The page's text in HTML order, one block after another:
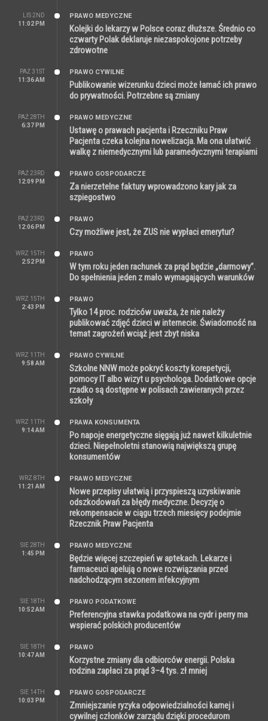
LIS 2ND
11:02 PM
PRAWO MEDYCZNE
Kolejki do lekarzy w Polsce coraz dłuższe. Średnio co
czwarty Polak deklaruje niezaspokojone potrzeby
zdrowotne
PAŹ 31ST
11:36 AM
PRAWO CYWILNE
Publikowanie wizerunku dzieci może łamać ich prawo
do prywatności. Potrzebne są zmiany
PAŹ 28TH
6:37 PM
PRAWO MEDYCZNE
Ustawę o prawach pacjenta i Rzeczniku Praw
Pacjenta czeka kolejna nowelizacja. Ma ona ułatwić
walkę z niemedycznymi lub paramedycznymi terapiami
PAŹ 23RD
12:09 PM
PRAWO GOSPODARCZE
Za nierzetelne faktury wprowadzono kary jak za
szpiegostwo
PAŹ 23RD
12:06 PM
PRAWO
Czy możliwe jest, że ZUS nie wypłaci emerytur?
WRZ 15TH
2:52 PM
PRAWO
W tym roku jeden rachunek za prąd będzie „darmowy”.
Do spełnienia jeden z mało wymagających warunków
WRZ 15TH
2:43 PM
PRAWO
Tylko 14 proc. rodziców uważa, że nie należy
publikować zdjęć dzieci w internecie. Świadomość na
temat zagrożeń wciąż jest zbyt niska
WRZ 11TH
9:58 AM
PRAWO CYWILNE
Szkolne NNW może pokryć koszty korepetycji,
pomocy IT albo wizyt u psychologa. Dodatkowe opcje
rzadko są dostępne w polisach zawieranych przez
szkoły
WRZ 11TH
9:14 AM
PRAWA KONSUMENTA
Po napoje energetyczne sięgają już nawet kilkuletnie
dzieci. Niepełnoletni stanowią największą grupę
konsumentów
WRZ 8TH
11:21 AM
PRAWO MEDYCZNE
Nowe przepisy ułatwią i przyspieszą uzyskiwanie
odszkodowań za błędy medyczne. Decyzję o
rekompensacie w ciągu trzech miesięcy podejmie
Rzecznik Praw Pacjenta
SIE 28TH
1:45 PM
PRAWO MEDYCZNE
Będzie więcej szczepień w aptekach. Lekarze i
farmaceuci apelują o nowe rozwiązania przed
nadchodzącym sezonem infekcyjnym
SIE 18TH
10:52 AM
PRAWO PODATKOWE
Preferencyjna stawka podatkowa na cydr i perry ma
wspierać polskich producentów
SIE 18TH
10:47 AM
PRAWO
Korzystne zmiany dla odbiorców energii. Polska
rodzina zapłaci za prąd 3–4 tys. zł mniej
SIE 14TH
10:03 PM
PRAWO GOSPODARCZE
Zmniejszanie ryzyka odpowiedzialności karnej i
cywilnej członków zarządu dzięki procedurom